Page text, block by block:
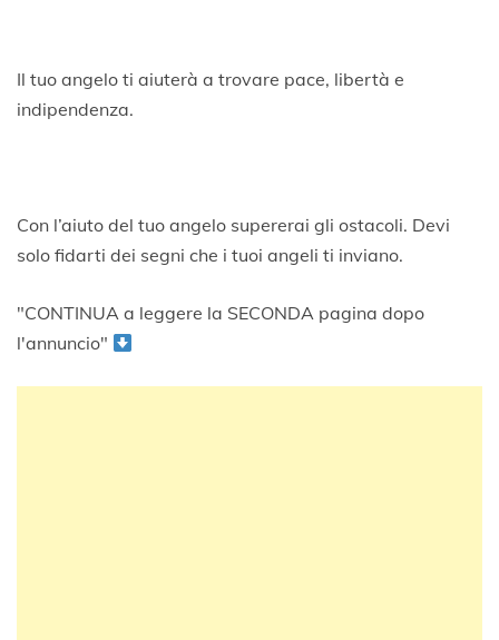
Il tuo angelo ti aiuterà a trovare pace, libertà e
indipendenza.
Con l’aiuto del tuo angelo supererai gli ostacoli. Devi
solo fidarti dei segni che i tuoi angeli ti inviano.
"CONTINUA a leggere la SECONDA pagina dopo
l'annuncio"